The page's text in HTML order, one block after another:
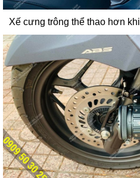
Xế cưng trông thể thao hơn